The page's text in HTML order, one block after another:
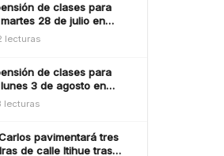
de clases para
28 de julio en
revisa aquí las comunas
lecturas
de clases para
3 de agosto en
revisa las comunas
lecturas
pavimentará tres
de calle Itihue tras